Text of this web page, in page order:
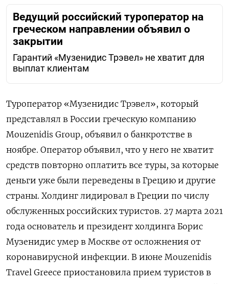
Ведущий российский туроператор на
греческом направлении объявил о
закрытии
Гарантий «Музенидис Трэвел» не хватит для
выплат клиентам
Туроператор «Музенидис Трэвел», который
представлял в России греческую компанию
Mouzenidis Group, объявил о банкротстве в
ноябре. Оператор объявил, что у него не хватит
средств повторно оплатить все туры, за которые
деньги уже были переведены в Грецию и другие
страны. Холдинг лидировал в Греции по числу
обслуженных российских туристов. 27 марта 2021
года основатель и президент холдинга Борис
Музенидис умер в Москве от осложнения от
коронавирусной инфекции. В июне Mouzenidis
Travel Greece приостановила прием туристов в